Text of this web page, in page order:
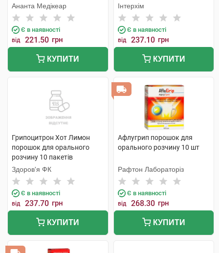
Ананта Медікеар
Є в наявності
від 221.50 грн
КУПИТИ
Інтерхім
Є в наявності
від 237.10 грн
КУПИТИ
Грипоцитрон Хот Лимон
порошок для орального
розчину 10 пакетів
Здоров'я ФК
Є в наявності
від 237.70 грн
КУПИТИ
Афлугрип порошок для
орального розчину 10 шт
Рафтон Лабораторіз
Є в наявності
від 268.30 грн
КУПИТИ